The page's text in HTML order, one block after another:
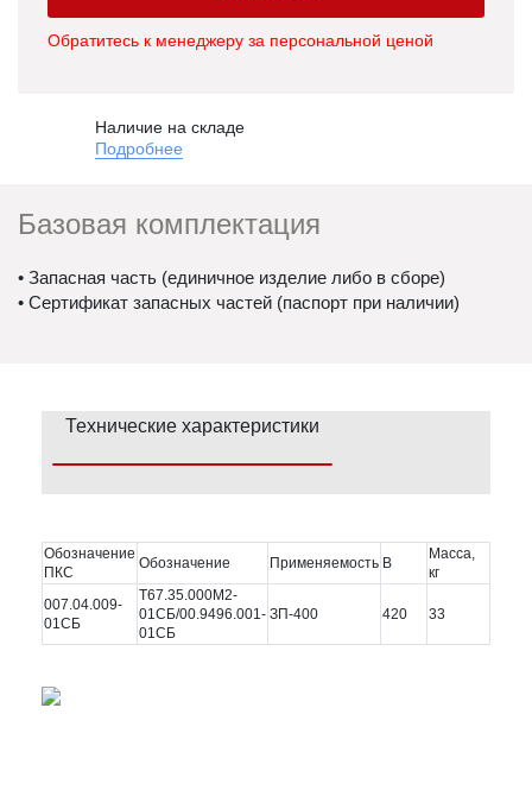
Обратитесь к менеджеру за персональной ценой
Наличие на складе
Подробнее
Базовая комплектация
• Запасная часть (единичное изделие либо в сборе)
• Сертификат запасных частей (паспорт при наличии)
Технические характеристики
Обозначение
ПКС
Обозначение Применяемость В
Масса,
кг
007.04.009-
01СБ
Т67.35.000М2-
01СБ/00.9496.001-
01СБ
ЗП-400 420 33